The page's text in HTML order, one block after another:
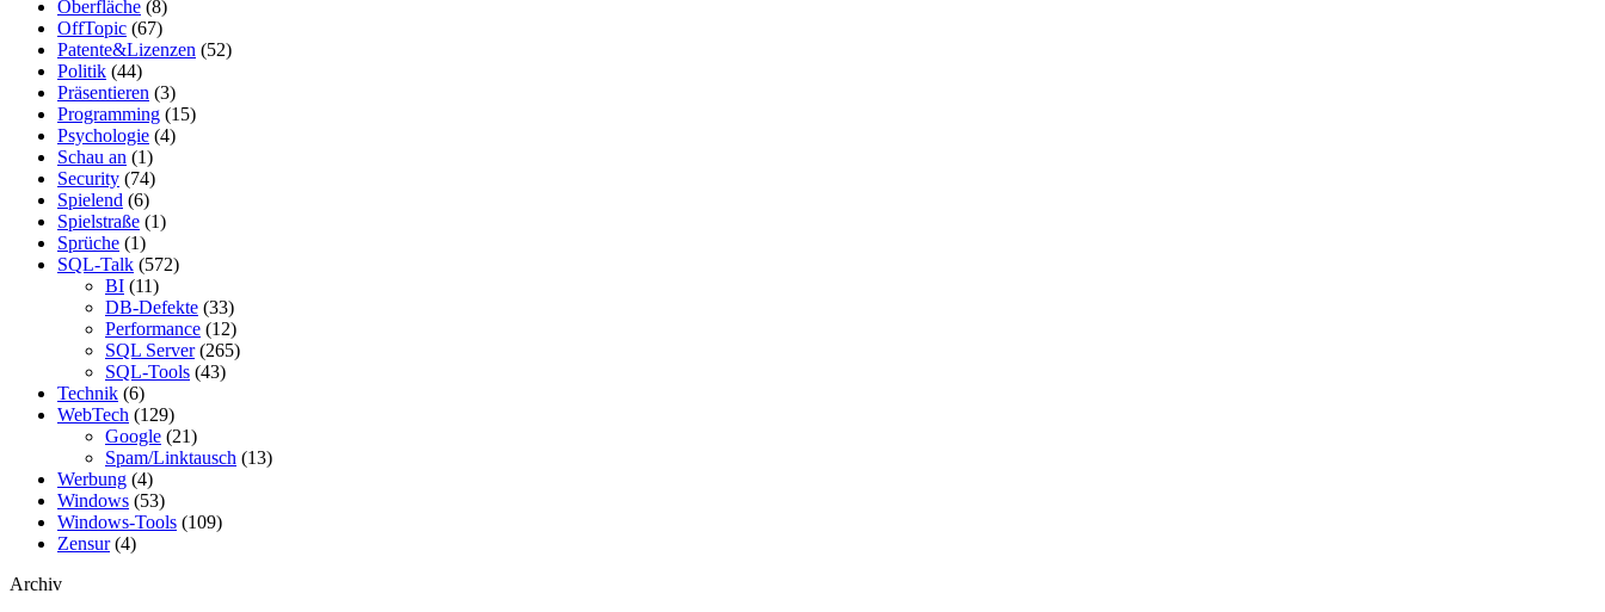
Oberfläche (8)
OffTopic (67)
Patente&Lizenzen (52)
Politik (44)
Präsentieren (3)
Programming (15)
Psychologie (4)
Schau an (1)
Security (74)
Spielend (6)
Spielstraße (1)
Sprüche (1)
SQL-Talk (572)
BI (11)
DB-Defekte (33)
Performance (12)
SQL Server(265)
SQL-Tools (43)
Technik (6)
WebTech (129)
Google (21)
Spam/Linktausch (13)
Werbung (4)
Windows (53)
Windows-Tools (109)
Zensur(4)
Archiv